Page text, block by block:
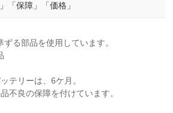
「保障」「価格」
る部品を使用しています。
テリーは、6ケ月。
不良の保障を付けています。